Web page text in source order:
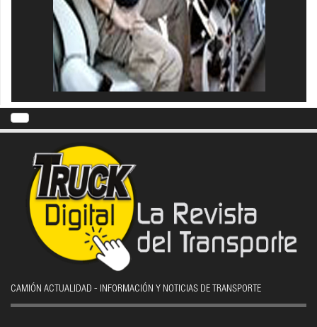
CAMIÓN ACTUALIDAD - INFORMACIÓN Y NOTICIAS DE TRANSPORTE